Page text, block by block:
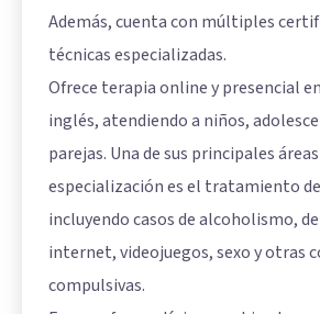
Además, cuenta con múltiples
técnicas especializadas.
Ofrece terapia online y presencial
inglés, atendiendo a niños,
parejas. Una de sus principales
especialización es el tratamiento
incluyendo casos de alcoholismo,
internet, videojuegos, sexo y otras
compulsivas.